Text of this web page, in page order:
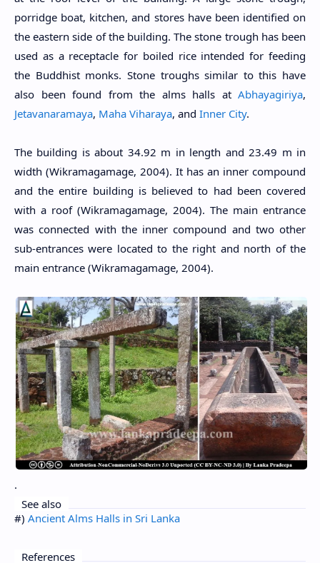
porridge boat, kitchen, and stores have been identified on
the eastern side of the building. The stone trough has been
used as a receptacle for boiled rice intended for feeding
the Buddhist monks. Stone troughs similar to this have
also been found from the alms halls at Abhayagiriya,
Jetavanaramaya, Maha Viharaya, and Inner City.
The building is about 34.92 m in length and 23.49 m in
width (Wikramagamage, 2004). It has an inner compound
and the entire building is believed to had been covered
with a roof (Wikramagamage, 2004). The main entrance
was connected with the inner compound and two other
sub-entrances were located to the right and north of the
main entrance (Wikramagamage, 2004).
.
See also
#) Ancient Alms Halls in Sri Lanka
References